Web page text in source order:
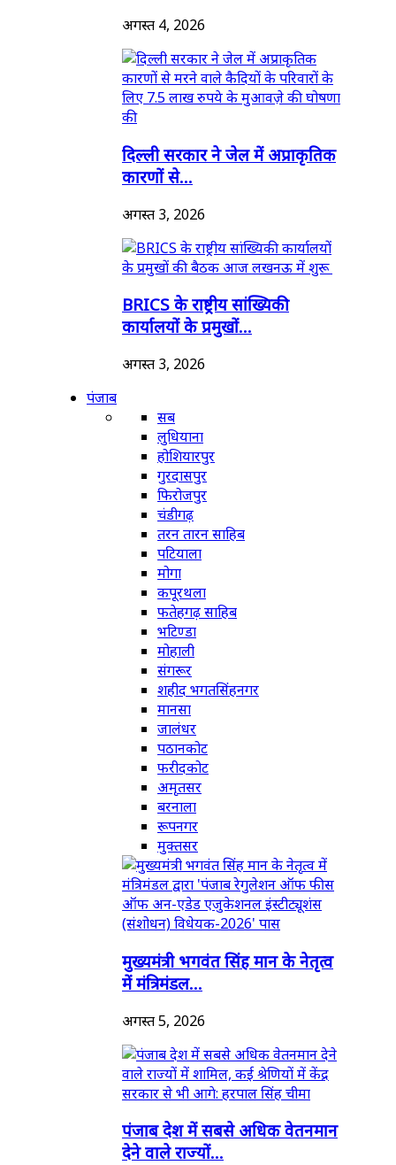
अगस्त 4, 2026
दिल्ली सरकार ने जेल में अप्राकृतिक
कारणों से...
अगस्त 3, 2026
BRICS के राष्ट्रीय सांख्यिकी
कार्यालयों के प्रमुखों...
अगस्त 3, 2026
पंजाब
सब
लुधियाना
होशियारपुर
गुरदासपुर
फिरोजपुर
चंडीगढ़
तरन तारन साहिब
पटियाला
मोगा
कपूरथला
फतेहगढ़ साहिब
भटिण्डा
मोहाली
संगरूर
शहीद भगतसिंहनगर
मानसा
जालंधर
पठानकोट
फरीदकोट
अमृतसर
बरनाला
रूपनगर
मुक्तसर
मुख्यमंत्री भगवंत सिंह मान के नेतृत्व
में मंत्रिमंडल...
अगस्त 5, 2026
पंजाब देश में सबसे अधिक वेतनमान
देने वाले राज्यों...